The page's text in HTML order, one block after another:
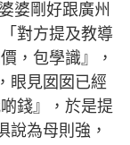
婆剛好跟廣州
對方提及教導
，包學識』，
眼見囡囡已經
錢』，於是提
說為母則強，